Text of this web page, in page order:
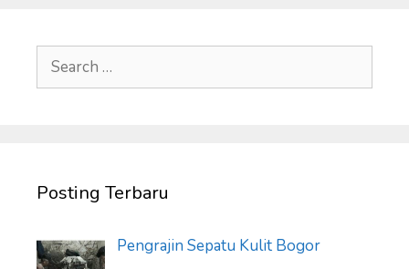
Search
for:
Posting Terbaru
Pengrajin Sepatu Kulit Bogor